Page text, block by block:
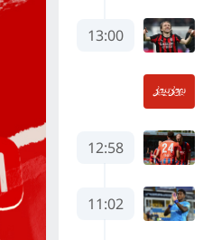
13:00
12:58
11:02